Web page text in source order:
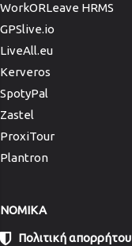
WorkORLeave HRMS
GPSlive.io
LiveAll.eu
Kerveros
SpotyPal
Zastel
ProxiTour
Plantron
NOMIKA
Πολιτική απορρήτου